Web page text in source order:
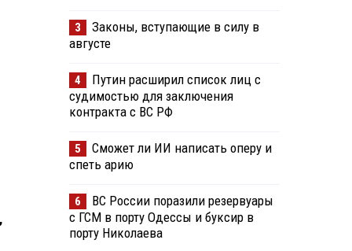
3
Законы, вступающие в силу в
августе
4
Путин расширил список лиц с
судимостью для заключения
контракта с ВС РФ
5
Сможет ли ИИ написать оперу и
спеть арию
6
ВС России поразили резервуары
с ГСМ в порту Одессы и буксир в
порту Николаева